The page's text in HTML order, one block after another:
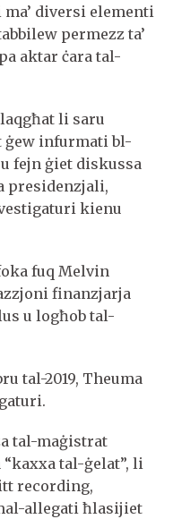
diversi elementi
permezz ta’
aktar ċara tal-
li saru
ġew infurmati bl-
fejn ġiet diskussa
presidenzjali,
kienu
fuq Melvin
finanzjarja
u logħob tal-
tal-2019, Theuma
tal-maġistrat
tal-ġelat”, li
recording,
allegati ħlasijiet